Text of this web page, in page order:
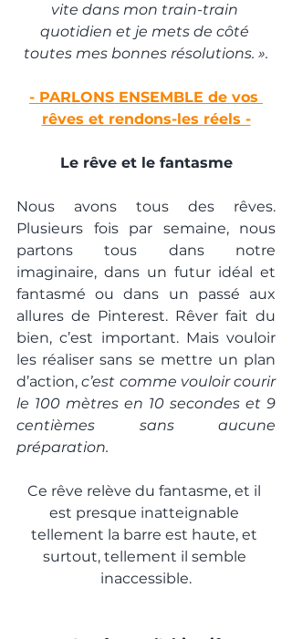
vite dans mon train-train
quotidien et je mets de côté
toutes mes bonnes résolutions. ».
- PARLONS ENSEMBLE de vos
rêves et rendons-les réels -
Le rêve et le fantasme
Nous avons tous des rêves.
Plusieurs fois par semaine, nous
partons tous dans notre
imaginaire, dans un futur idéal et
fantasmé ou dans un passé aux
allures de Pinterest. Rêver fait du
bien, c’est important. Mais vouloir
les réaliser sans se mettre un plan
d’action, c’est comme vouloir courir
le 100 mètres en 10 secondes et 9
centièmes sans aucune
préparation.
Ce rêve relève du fantasme, et il
est presque inatteignable
tellement la barre est haute, et
surtout, tellement il semble
inaccessible.